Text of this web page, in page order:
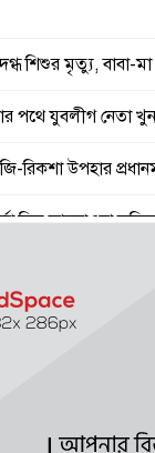
শিশুর মৃত্যু, বাবা-
পথে যুবলীগ নেতা খুন
রিকশা উপহার
দিল আবহাওয়া অফিস
ধারাবাহিক